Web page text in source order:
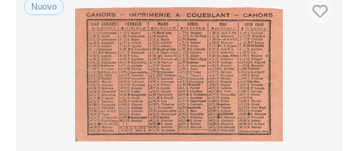
Nuovo